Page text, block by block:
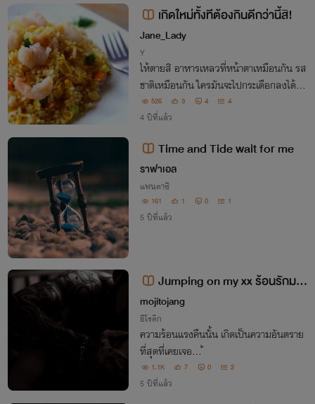
เกิดใหม่ทั้งทีต้องกินดีกว่านี้สิ!
Jane_Lady
Y
ให้ตายสิ อาหารเหลวที่หน้าตาเหมือนกัน รส
ชาติเหมือนกัน ใครมันจะไปกระเดือกลงได้ทุก
วันฟะ ช่างมันสิ เขาจะแสดงให้โลกยุคนี้ได้เห็
นเองว่าการทำอาหารกินเองมันดีกว่าไอ้อาหา
526 3 4 4
4 ปีที่แล้ว
Time and Tide wait for me
ราฟาเอล
แฟนตาซี
161 1 0 1
5 ปีที่แล้ว
Jumping on my xx ร้อนรักมาเ
ฟียร้าย
mojitojang
อีโรติก
ความร้อนแรงคืนนั้น เกิดเป็นความอันตราย
ที่สุดที่เคยเจอ… ้
1.1K 7 0 2
5 ปีที่แล้ว